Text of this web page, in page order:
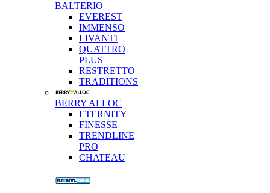
BALTERIO
EVEREST
IMMENSO
LIVANTI
QUATTRO
PLUS
RESTRETTO
TRADITIONS
BERRY ALLOC
ETERNITY
FINESSE
TRENDLINE
PRO
CHATEAU